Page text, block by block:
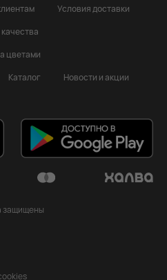
Условия доставки
цветами
Каталог Новости и акции
защищены